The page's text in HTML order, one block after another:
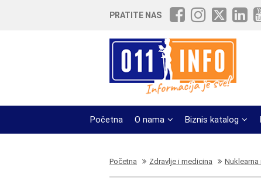
PRATITE NAS
Početna O nama Biznis katalog
Početna Zdravlje i medicina Nuklearna